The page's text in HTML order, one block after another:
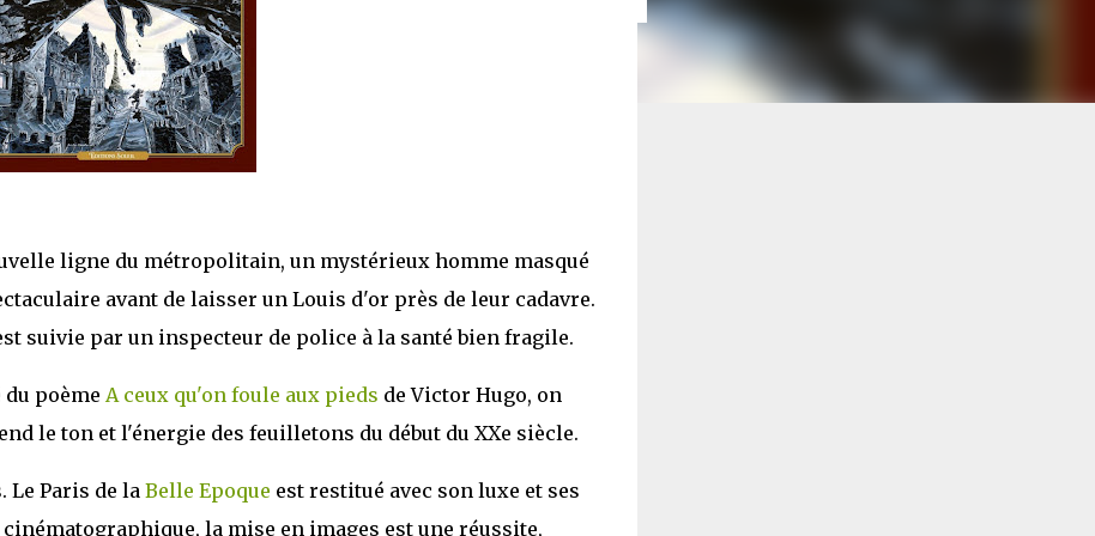
ligne du métropolitain, un mystérieux homme masqué
avant de laisser un Louis d'or près de leur cadavre.
suivie par un inspecteur de police à la santé bien fragile.
poème A ceux qu'on foule aux pieds de Victor Hugo, on
le ton et l'énergie des feuilletons du début du XXe siècle.
Le Paris de la Belle Epoque est restitué avec son luxe et ses
la mise en images est une réussite,